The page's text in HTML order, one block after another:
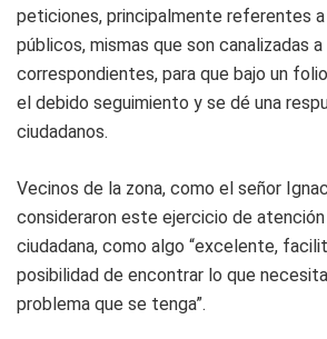
peticiones, principalmente referentes
públicos, mismas que son canalizadas
correspondientes, para que bajo un
el debido seguimiento y se dé una
ciudadanos.
Vecinos de la zona, como el señor
consideraron este ejercicio de
ciudadana, como algo “excelente,
posibilidad de encontrar lo que
problema que se tenga”.